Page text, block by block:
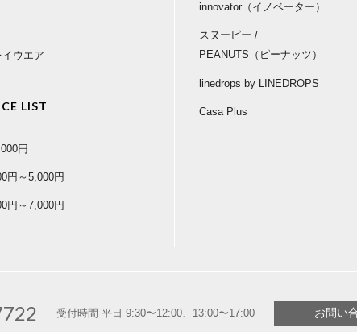
イウエア
LIST
円
円～5,000円
円～7,000円
innovator（イノベーター）
スヌーピー /
PEANUTS（ピーナッツ）
linedrops by LINEDROPS
Casa Plus
受付時間 平日 9:30〜12:00、13:00〜17:00 お問い